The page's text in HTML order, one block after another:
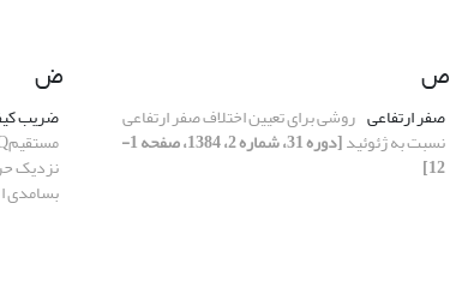
ص
صفر ارتفاعی روشی برای تعیین اختلاف صفر ارتفاعی
نسبت به ژئوئید [دوره 31، شماره 2، 1384، صفحه 1-
12]
ض
ضریب
نزدیک
بسامدی ا تا 32